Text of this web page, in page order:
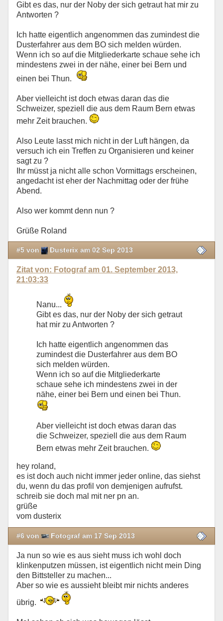
Gibt es das, nur der Noby der sich getraut hat mir zu
Antworten ?
Ich hatte eigentlich angenommen das zumindest die
Dusterfahrer aus dem BO sich melden würden.
Wenn ich so auf die Mitgliederkarte schaue sehe ich
mindestens zwei in der nähe, einer bei Bern und
einen bei Thun.
Aber vielleicht ist doch etwas daran das die
Schweizer, speziell die aus dem Raum Bern etwas
mehr Zeit brauchen.
Also Leute lasst mich nicht in der Luft hängen, da
versuch ich ein Treffen zu Organisieren und keiner
sagt zu ?
Ihr müsst ja nicht alle schon Vormittags erscheinen,
angedacht ist eher der Nachmittag oder der frühe
Abend.
Also wer kommt denn nun ?
Grüße Roland
#5 von Dusterix am 02 Sep 2013
Zitat von: Fotograf am 01. September 2013,
21:03:33
Nanu...
Gibt es das, nur der Noby der sich getraut
hat mir zu Antworten ?
Ich hatte eigentlich angenommen das
zumindest die Dusterfahrer aus dem BO
sich melden würden.
Wenn ich so auf die Mitgliederkarte
schaue sehe ich mindestens zwei in der
nähe, einer bei Bern und einen bei Thun.
Aber vielleicht ist doch etwas daran das
die Schweizer, speziell die aus dem Raum
Bern etwas mehr Zeit brauchen.
hey roland,
es ist doch auch nicht immer jeder online, das siehst
du, wenn du das profil von demjenigen aufrufst.
schreib sie doch mal mit ner pn an.
grüße
vom dusterix
#6 von Fotograf am 17 Sep 2013
Ja nun so wie es aus sieht muss ich wohl doch
klinkenputzen müssen, ist eigentlich nicht mein Ding
den Bittsteller zu machen...
Aber so wie es aussieht bleibt mir nichts anderes
übrig.